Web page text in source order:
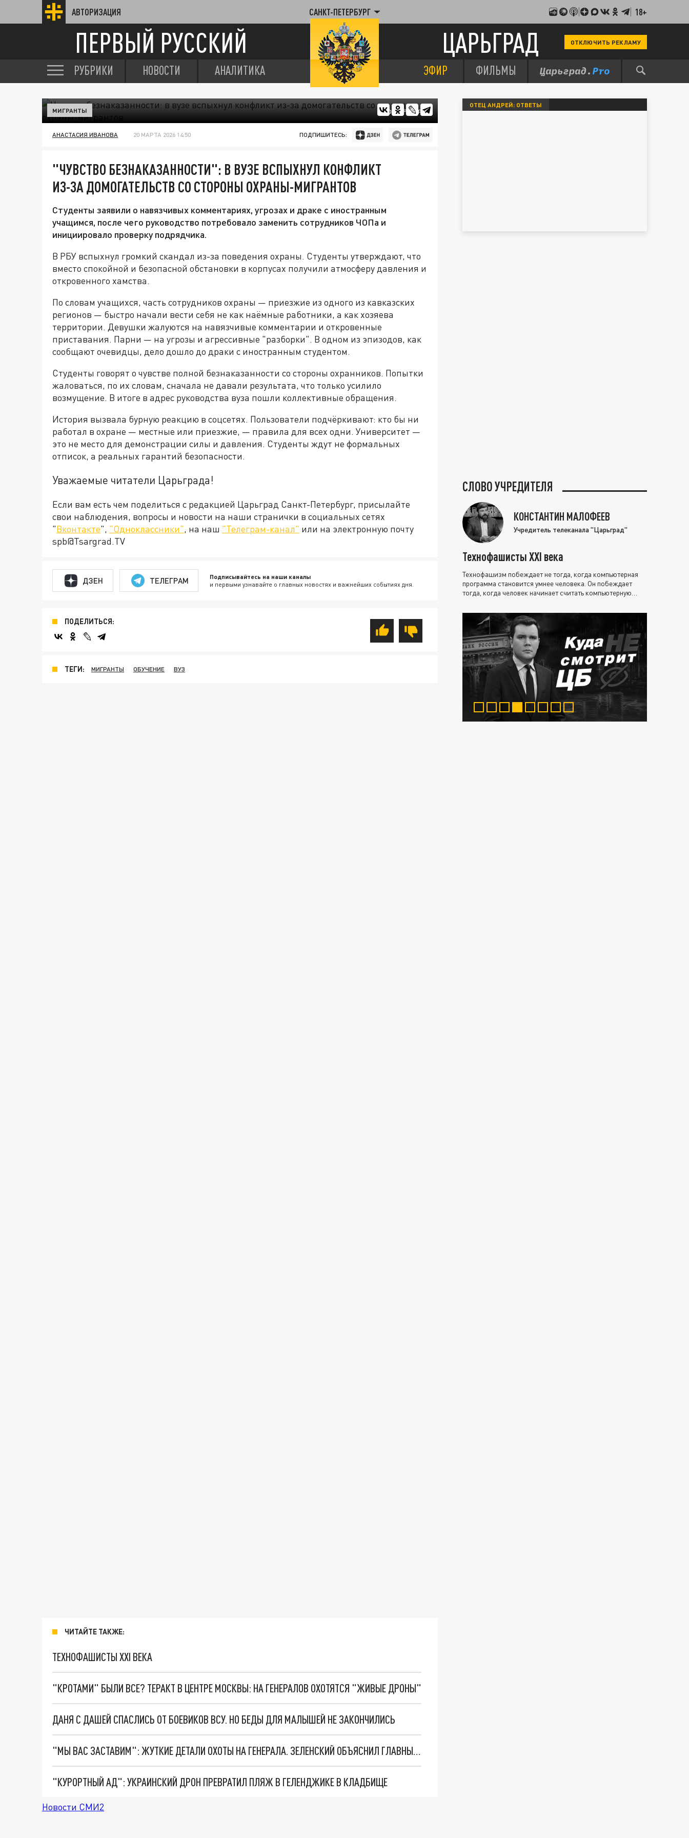
АВТОРИЗАЦИЯ САНКТ-ПЕТЕРБУРГ 18+
ПЕРВЫЙ РУССКИЙ ЦАРЬГРАД ОТКЛЮЧИТЬ РЕКЛАМУ
РУБРИКИ НОВОСТИ АНАЛИТИКА ЭФИР ФИЛЬМЫ
ФОТО: FREEPIK
МИГРАНТЫ
АНАСТАСИЯ ИВАНОВА 20 МАРТА 2026 14:50 ПОДПИШИТЕСЬ:
"ЧУВСТВО БЕЗНАКАЗАННОСТИ": В ВУЗЕ ВСПЫХНУЛ КОНФЛИКТ
ИЗ-ЗА ДОМОГАТЕЛЬСТВ СО СТОРОНЫ ОХРАНЫ-МИГРАНТОВ
Студенты заявили о навязчивых комментариях, угрозах и драке с иностранным
учащимся, после чего руководство потребовало заменить сотрудников ЧОПа и
инициировало проверку подрядчика.
В РБУ вспыхнул громкий скандал из-за поведения охраны. Студенты утверждают, что
вместо спокойной и безопасной обстановки в корпусах получили атмосферу давления и
откровенного хамства.
По словам учащихся, часть сотрудников охраны — приезжие из одного из кавказских
регионов — быстро начали вести себя не как наёмные работники, а как хозяева
территории. Девушки жалуются на навязчивые комментарии и откровенные
приставания. Парни — на угрозы и агрессивные "разборки". В одном из эпизодов, как
сообщают очевидцы, дело дошло до драки с иностранным студентом.
Студенты говорят о чувстве полной безнаказанности со стороны охранников. Попытки
жаловаться, по их словам, сначала не давали результата, что только усилило
возмущение. В итоге в адрес руководства вуза пошли коллективные обращения.
История вызвала бурную реакцию в соцсетях. Пользователи подчёркивают: кто бы ни
работал в охране — местные или приезжие, — правила для всех одни. Университет —
это не место для демонстрации силы и давления. Студенты ждут не формальных
отписок, а реальных гарантий безопасности.
Уважаемые читатели Царьграда!
Если вам есть чем поделиться с редакцией Царьград Санкт-Петербург, присылайте
свои наблюдения, вопросы и новости на наши странички в социальных сетях
"Вконтакте", "Одноклассники", на наш "Телеграм-канал" или на электронную почту
spb@Tsargrad.TV
ДЗЕН ТЕЛЕГРАМ Подписывайтесь на наши каналы
и первыми узнавайте о главных новостях и важнейших событиях дня.
ПОДЕЛИТЬСЯ:
ТЕГИ: МИГРАНТЫ ОБУЧЕНИЕ ВУЗ
ЧИТАЙТЕ ТАКЖЕ:
ТЕХНОФАШИСТЫ XXI ВЕКА
"КРОТАМИ" БЫЛИ ВСЕ? ТЕРАКТ В ЦЕНТРЕ МОСКВЫ: НА ГЕНЕРАЛОВ ОХОТЯТСЯ "ЖИВЫЕ ДРОНЫ"
ДАНЯ С ДАШЕЙ СПАСЛИСЬ ОТ БОЕВИКОВ ВСУ. НО БЕДЫ ДЛЯ МАЛЫШЕЙ НЕ ЗАКОНЧИЛИСЬ
"МЫ ВАС ЗАСТАВИМ": ЖУТКИЕ ДЕТАЛИ ОХОТЫ НА ГЕНЕРАЛА. ЗЕЛЕНСКИЙ ОБЪЯСНИЛ ГЛАВНЫЙ СМЫСЛ ТЕРАКТА В ЦЕНТРЕ МОСКВЫ
"КУРОРТНЫЙ АД": УКРАИНСКИЙ ДРОН ПРЕВРАТИЛ ПЛЯЖ В ГЕЛЕНДЖИКЕ В КЛАДБИЩЕ
Новости СМИ2
ОТЕЦ АНДРЕЙ: ОТВЕТЫ
СЛОВО УЧРЕДИТЕЛЯ
КОНСТАНТИН МАЛОФЕЕВ
Учредитель телеканала "Царьград"
Технофашисты XXI века
Технофашизм побеждает не тогда, когда компьютерная
программа становится умнее человека. Он побеждает
тогда, когда человек начинает считать компьютерную